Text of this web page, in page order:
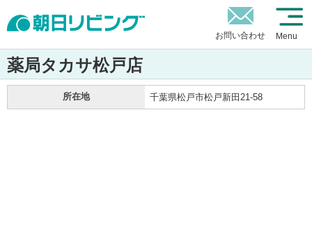
お問い合わせ Menu
薬局タカサ松戸店
所在地 千葉県松戸市松戸新田21-58